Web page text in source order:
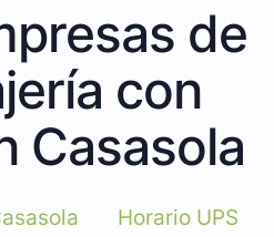
de
con
Casasola
Horario UPS